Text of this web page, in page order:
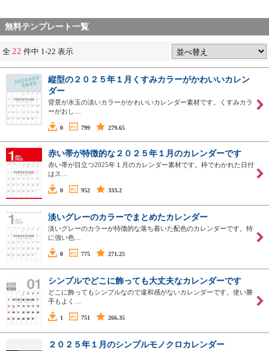
無料テンプレート一覧
全 22 件中 1-22 表示
縦型の２０２５年１月くすみカラーがかわいいカレン
ダー
背景が水玉の淡いカラーがかわいいカレンダー素材です。くすみカラ
ーがおし…
0 799 279.65
赤い帯が特徴的な２０２５年１月のカレンダーです
赤い帯が目立つ2025年１月のカレンダー素材です。枠でわかれた日付
はス…
0 952 333.2
淡いグレーのカラーでまとめたカレンダー
淡いグレーのカラーが特徴的な落ち着いた配色のカレンダーです。特
に強い色…
0 775 271.25
シンプルでどこに飾っても大丈夫なカレンダーです
どこに飾ってもシンプルなので違和感がないカレンダーです。使い勝
手もよく…
1 751 266.35
２０２５年１月のシンプルモノクロカレンダー